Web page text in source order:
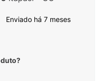
Enviado há 7 meses